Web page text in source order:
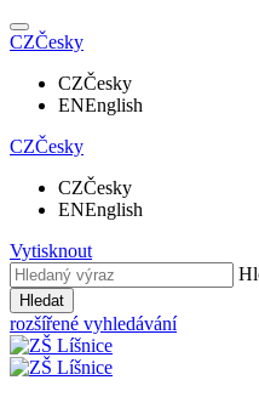
CZČesky
CZČesky
ENEnglish
CZČesky
CZČesky
ENEnglish
Vytisknout
Hledat
rozšířené vyhledávání